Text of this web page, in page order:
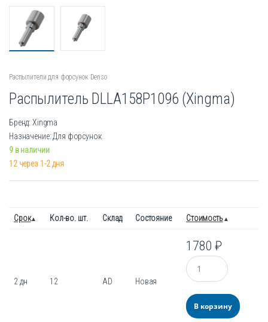
Распылители для форсунок Denso
Распылитель DLLA158P1096 (Xingma)
Бренд: Xingma
Назначение: Для форсунок
9 в наличии
12 через 1-2 дня
Срок Кол-во. шт. Склад Состояние Стоимость
2 дн 12 AD Новая
1780₽
Количество
В корзину